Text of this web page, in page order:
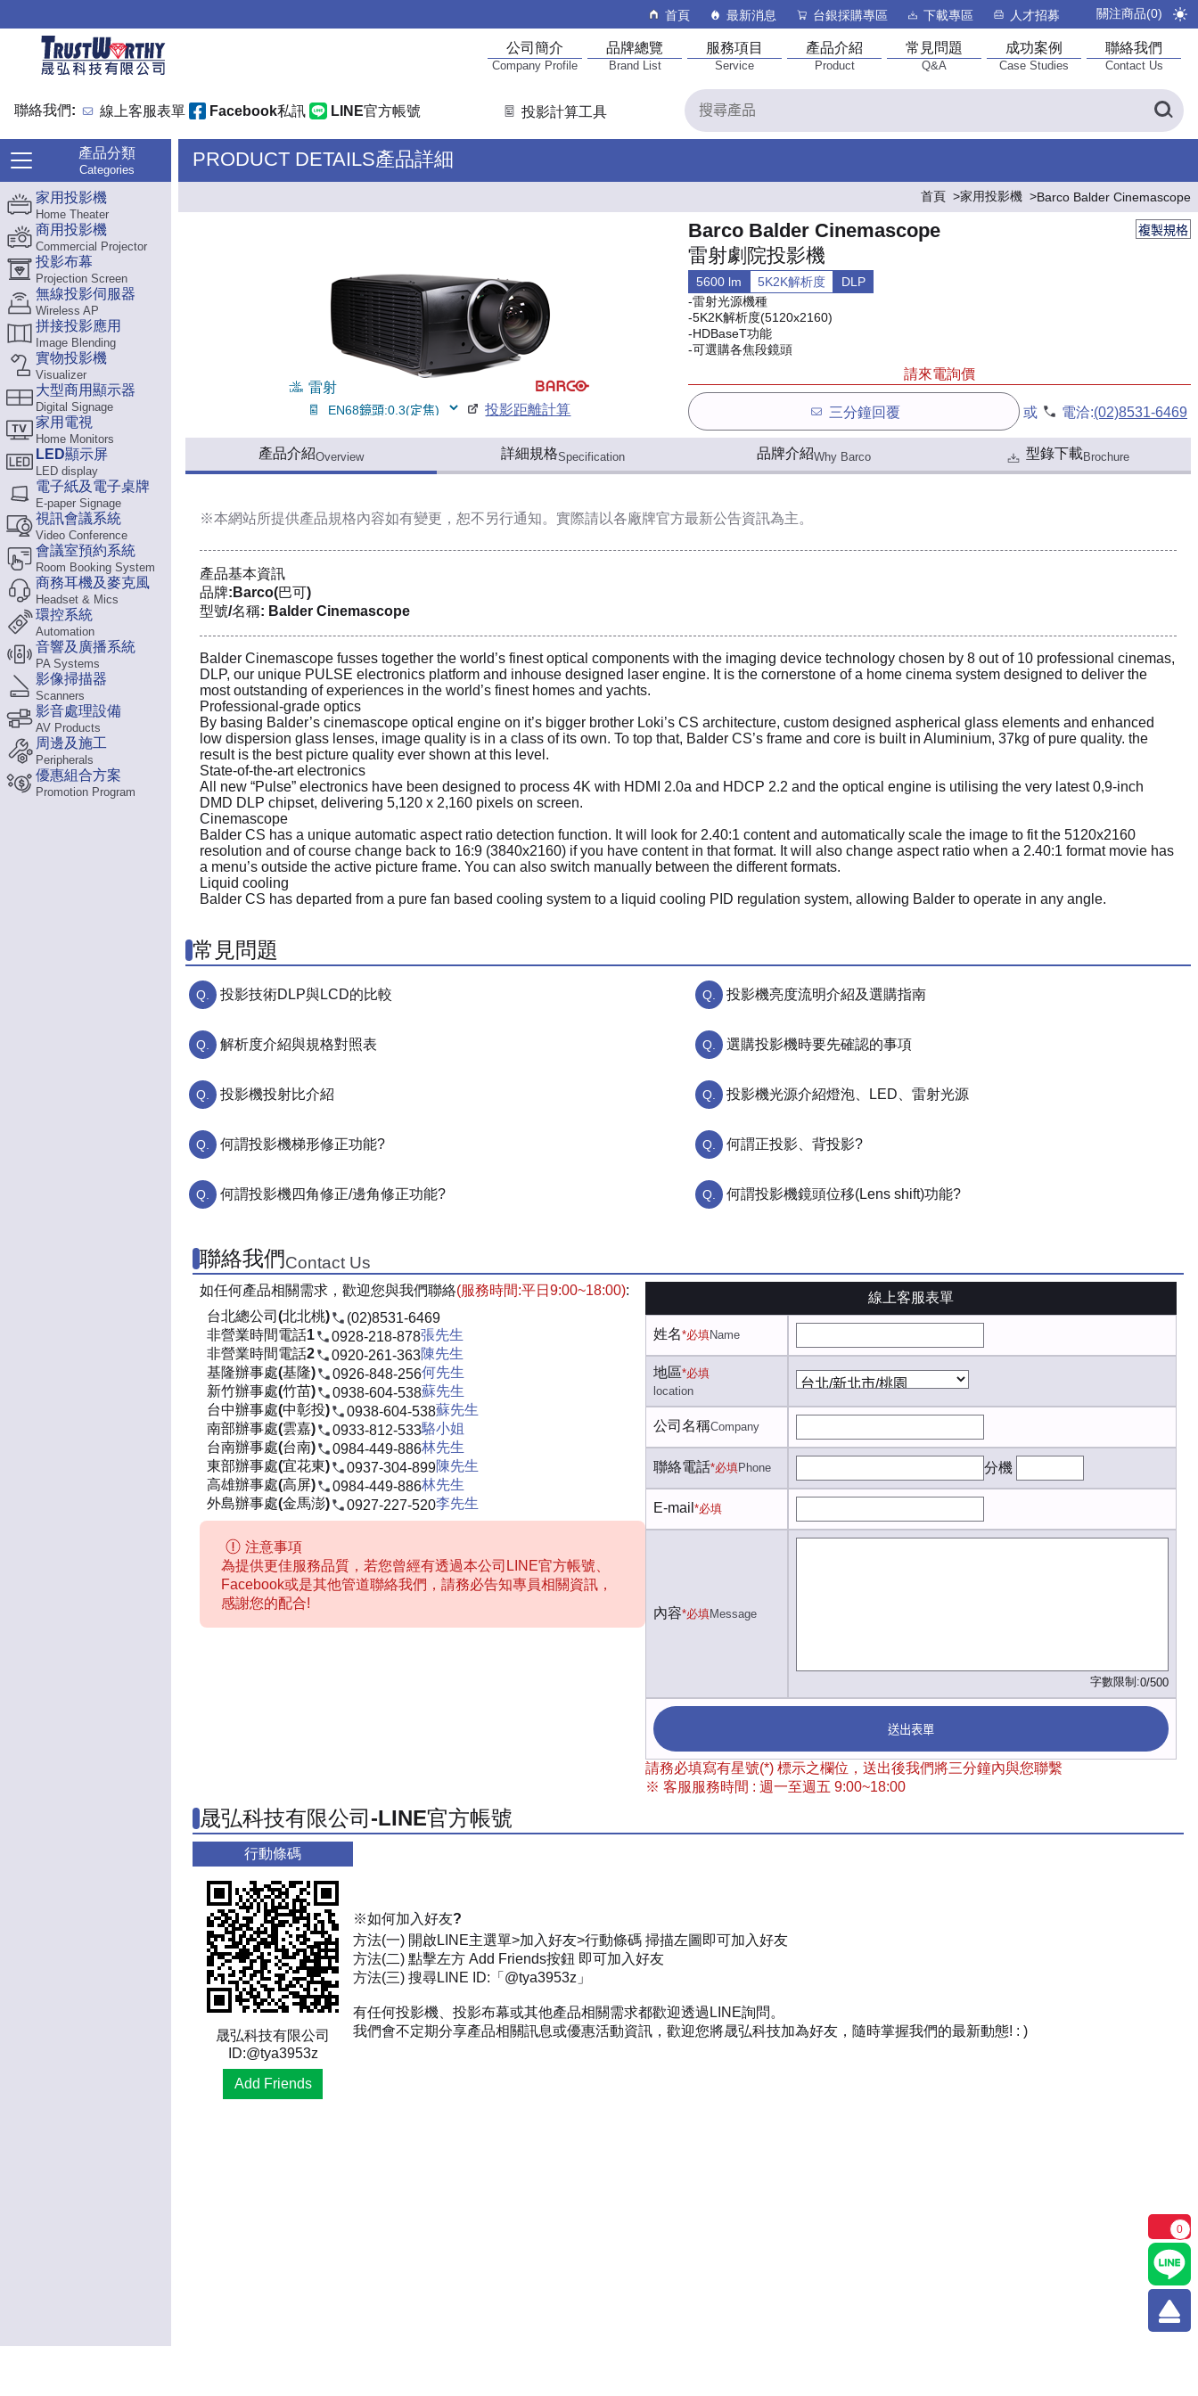
首頁 最新消息 台銀採購專區 下載專區 人才招募 關注商品(0)
公司簡介
Company Profile
品牌總覽
Brand List
服務項目
Service
產品介紹
Product
常見問題
Q&A
成功案例
Case Studies
聯絡我們
Contact Us
聯絡我們: 線上客服表單 Facebook私訊 LINE官方帳號 投影計算工具
產品分類
Categories
家用投影機
Home Theater
商用投影機
Commercial Projector
投影布幕
Projection Screen
無線投影伺服器
Wireless AP
拼接投影應用
Image Blending
實物投影機
Visualizer
大型商用顯示器
Digital Signage
家用電視
Home Monitors
LED顯示屏
LED display
電子紙及電子桌牌
E-paper Signage
視訊會議系統
Video Conference
會議室預約系統
Room Booking System
商務耳機及麥克風
Headset & Mics
環控系統
Automation
音響及廣播系統
PA Systems
影像掃描器
Scanners
影音處理設備
AV Products
周邊及施工
Peripherals
優惠組合方案
Promotion Program
PRODUCT DETAILS產品詳細
首頁 家用投影機 Barco Balder Cinemascope
複製規格
雷射
投影距離計算
Barco Balder Cinemascope
雷射劇院投影機
5600 lm 5K2K解析度
DLP
-雷射光源機種
-5K2K解析度(5120x2160)
-HDBaseT功能
-可選購各焦段鏡頭
請來電詢價
三分鐘回覆 或 電洽:(02)8531-6469
產品介紹Overview 詳細規格Specification 品牌介紹Why Barco 型錄下載Brochure
※本網站所提供產品規格內容如有變更，恕不另行通知。實際請以各廠牌官方最新公告資訊為主。
產品基本資訊
品牌:Barco(巴可)
型號/名稱: Balder Cinemascope
Balder Cinemascope fusses together the world’s finest optical components with the imaging device technology chosen by 8 out of 10 professional cinemas,
DLP, our unique PULSE electronics platform and inhouse designed laser engine. It is the cornerstone of a home cinema system designed to deliver the
most outstanding of experiences in the world’s finest homes and yachts.
Professional-grade optics
By basing Balder’s cinemascope optical engine on it’s bigger brother Loki’s CS architecture, custom designed aspherical glass elements and enhanced
low dispersion glass lenses, image quality is in a class of its own. To top that, Balder CS’s frame and core is built in Aluminium, 37kg of pure quality. the
result is the best picture quality ever shown at this level.
State-of-the-art electronics
All new “Pulse” electronics have been designed to process 4K with HDMI 2.0a and HDCP 2.2 and the optical engine is utilising the very latest 0,9-inch
DMD DLP chipset, delivering 5,120 x 2,160 pixels on screen.
Cinemascope
Balder CS has a unique automatic aspect ratio detection function. It will look for 2.40:1 content and automatically scale the image to fit the 5120x2160
resolution and of course change back to 16:9 (3840x2160) if you have content in that format. It will also change aspect ratio when a 2.40:1 format movie has
a menu’s outside the active picture frame. You can also switch manually between the different formats.
Liquid cooling
Balder CS has departed from a pure fan based cooling system to a liquid cooling PID regulation system, allowing Balder to operate in any angle.
常見問題
投影技術DLP與LCD的比較 投影機亮度流明介紹及選購指南
解析度介紹與規格對照表 選購投影機時要先確認的事項
投影機投射比介紹 投影機光源介紹燈泡、LED、雷射光源
何謂投影機梯形修正功能? 何謂正投影、背投影?
何謂投影機四角修正/邊角修正功能? 何謂投影機鏡頭位移(Lens shift)功能?
聯絡我們Contact Us
如任何產品相關需求，歡迎您與我們聯絡(服務時間:平日9:00~18:00):
台北總公司(北北桃)
(02)8531-6469
非營業時間電話1
0928-218-878張先生
非營業時間電話2
0920-261-363陳先生
基隆辦事處(基隆)
0926-848-256何先生
新竹辦事處(竹苗)
0938-604-538蘇先生
台中辦事處(中彰投)
0938-604-538蘇先生
南部辦事處(雲嘉)
0933-812-533駱小姐
台南辦事處(台南)
0984-449-886林先生
東部辦事處(宜花東)
0937-304-899陳先生
高雄辦事處(高屏)
0984-449-886林先生
外島辦事處(金馬澎)
0927-227-520李先生
注意事項
為提供更佳服務品質，若您曾經有透過本公司LINE官方帳號、
Facebook或是其他管道聯絡我們，請務必告知專員相關資訊，
感謝您的配合!
線上客服表單
姓名*必填Name
地區*必填
location
公司名稱Company
聯絡電話*必填Phone 分機
E-mail *必填
內容*必填Message
字數限制:0/500
送出表單
請務必填寫有星號(*) 標示之欄位，送出後我們將三分鐘內與您聯繫
※ 客服服務時間 : 週一至週五 9:00~18:00
晟弘科技有限公司-LINE官方帳號
行動條碼
晟弘科技有限公司
ID:@tya3953z
Add Friends
※如何加入好友?
方法(一) 開啟LINE主選單>加入好友>行動條碼 掃描左圖即可加入好友
方法(二) 點擊左方 Add Friends按鈕 即可加入好友
方法(三) 搜尋LINE ID:「@tya3953z」
有任何投影機、投影布幕或其他產品相關需求都歡迎透過LINE詢問。
我們會不定期分享產品相關訊息或優惠活動資訊，歡迎您將晟弘科技加為好友，隨時掌握我們的最新動態! : )
0